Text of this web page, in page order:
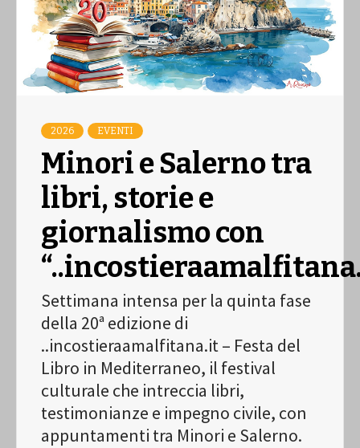
2026 EVENTI
Minori e Salerno tra
libri, storie e
giornalismo con
Settimana intensa per la quinta fase
della 20ª edizione di
..incostieraamalfitana.it – Festa del
Libro in Mediterraneo, il festival
culturale che intreccia libri,
testimonianze e impegno civile, con
appuntamenti tra Minori e Salerno.